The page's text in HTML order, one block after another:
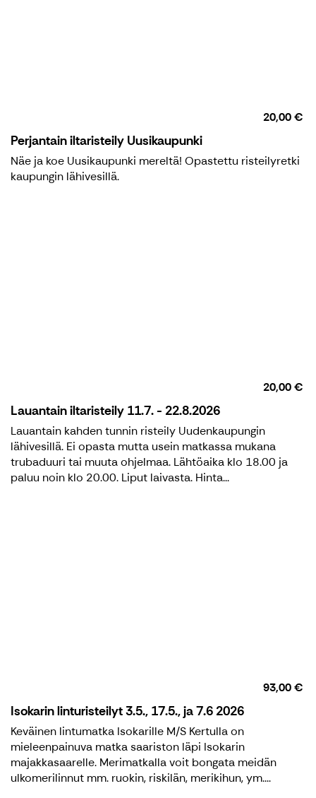
20,00 €
Perjantain iltaristeily Uusikaupunki
Näe ja koe Uusikaupunki mereltä! Opastettu risteilyretki
kaupungin lähivesillä.
20,00 €
Lauantain iltaristeily 11.7. - 22.8.2026
Lauantain kahden tunnin risteily Uudenkaupungin
lähivesillä. Ei opasta mutta usein matkassa mukana
trubaduuri tai muuta ohjelmaa. Lähtöaika klo 18.00 ja
paluu noin klo 20.00. Liput laivasta. Hinta...
93,00 €
Isokarin linturisteilyt 3.5., 17.5., ja 7.6 2026
Keväinen lintumatka Isokarille M/S Kertulla on
mieleenpainuva matka saariston läpi Isokarin
majakkasaarelle. Merimatkalla voit bongata meidän
ulkomerilinnut mm. ruokin, riskilän, merikihun, ym....